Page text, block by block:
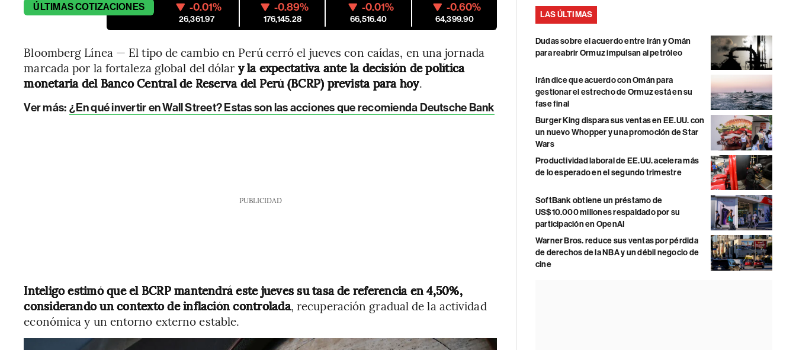
ÚLTIMASCOTIZACIONES -0.01%
26,361.97
-0.89%
176,145.28
-0.01%
66,516.40
-0.60%
64,399.90
Bloomberg Línea — El tipo de cambio en Perú cerró el jueves con caídas, en una jornada
marcada por la fortaleza global del dólar y la expectativa ante la decisión de política
monetaria del Banco Central de Reserva del Perú (BCRP) prevista para hoy.
Ver más: ¿En qué invertir en Wall Street? Estas son las acciones que recomienda Deutsche Bank
PUBLICIDAD
Inteligo estimó que el BCRP mantendrá este jueves su tasa de referencia en 4,50%,
considerando un contexto de inflación controlada, recuperación gradual de la actividad
económica y un entorno externo estable.
LAS ÚLTIMAS
Dudas sobre el acuerdo entre Irán y Omán
para reabrir Ormuz impulsan al petróleo
Irán dice que acuerdo con Omán para
gestionar el estrecho de Ormuz está en su
fase final
Burger King dispara sus ventas en EE.UU. con
un nuevo Whopper y una promoción de Star
Wars
Productividad laboral de EE.UU. acelera más
de lo esperado en el segundo trimestre
SoftBank obtiene un préstamo de
US$10.000 millones respaldado por su
participación en OpenAI
Warner Bros. reduce sus ventas por pérdida
de derechos de la NBA y un débil negocio de
cine